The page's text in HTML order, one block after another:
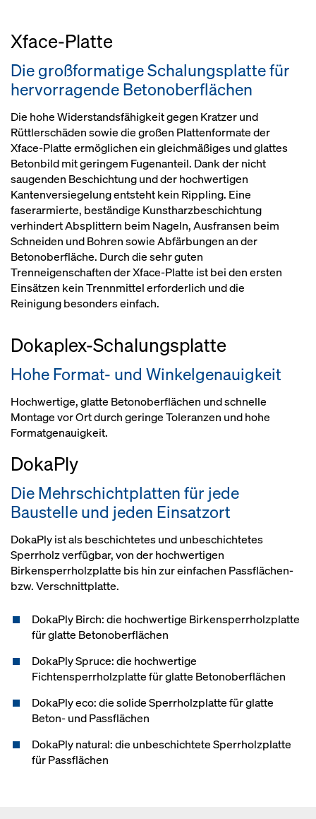
Xface-Platte
Die großformatige Schalungsplatte für
hervorragende Betonoberflächen
Die hohe Widerstandsfähigkeit gegen Kratzer und
Rüttlerschäden sowie die großen Plattenformate der
Xface-Platte ermöglichen ein gleichmäßiges und glattes
Betonbild mit geringem Fugenanteil. Dank der nicht
saugenden Beschichtung und der hochwertigen
Kantenversiegelung entsteht kein Rippling. Eine
faserarmierte, beständige Kunstharzbeschichtung
verhindert Absplittern beim Nageln, Ausfransen beim
Schneiden und Bohren sowie Abfärbungen an der
Betonoberfläche. Durch die sehr guten
Trenneigenschaften der Xface-Platte ist bei den ersten
Einsätzen kein Trennmittel erforderlich und die
Reinigung besonders einfach.
Dokaplex-Schalungsplatte
Hohe Format- und Winkelgenauigkeit
Hochwertige, glatte Betonoberflächen und schnelle
Montage vor Ort durch geringe Toleranzen und hohe
Formatgenauigkeit.
DokaPly
Die Mehrschichtplatten für jede
Baustelle und jeden Einsatzort
DokaPly ist als beschichtetes und unbeschichtetes
Sperrholz verfügbar, von der hochwertigen
Birkensperrholzplatte bis hin zur einfachen Passflächen-
bzw. Verschnittplatte.
DokaPly Birch: die hochwertige Birkensperrholzplatte
für glatte Betonoberflächen
DokaPly Spruce: die hochwertige
Fichtensperrholzplatte für glatte Betonoberflächen
DokaPly eco: die solide Sperrholzplatte für glatte
Beton- und Passflächen
DokaPly natural: die unbeschichtete Sperrholzplatte
für Passflächen